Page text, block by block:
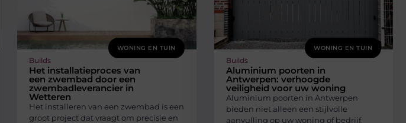
WONING EN TUIN
Builds
Het installatieproces van
een zwembad door een
zwembadleverancier in
Wetteren
Het installeren van een zwembad is een
groot project dat vraagt om precisie en
WONING EN TUIN
Builds
Aluminium poorten in
Antwerpen: verhoogde
veiligheid voor uw woning
Aluminium poorten in Antwerpen
bieden niet alleen een stijlvolle
aanvulling op uw woning of bedrijf,